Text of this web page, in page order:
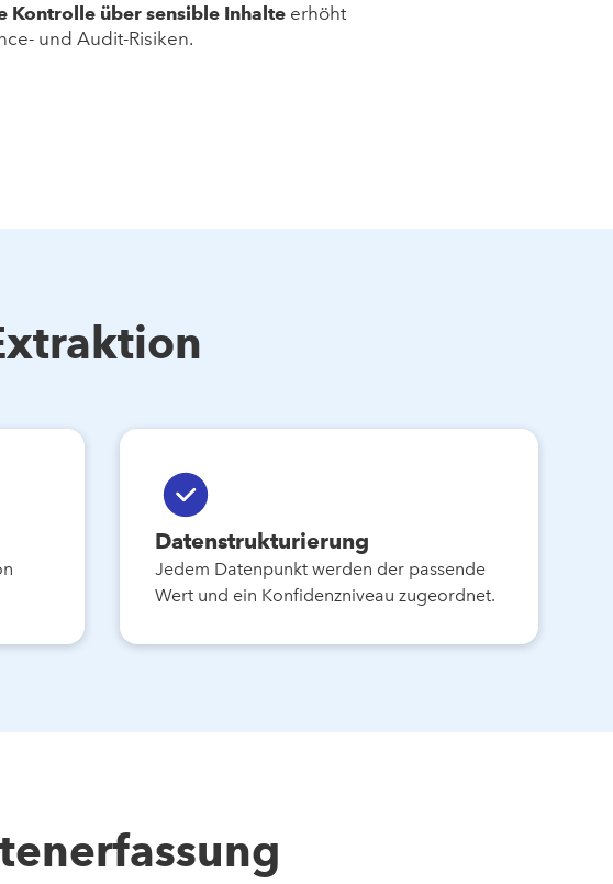
Kontrolle über sensible Inhalte erhöht
und Audit-Risiken.
Datenstrukturierung
Jedem Datenpunkt werden der passende
Wert und ein Konfidenzniveau zugeordnet.